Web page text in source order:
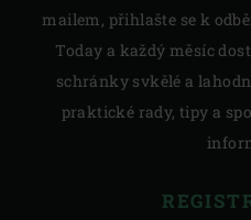
mailem, přihlašte se k
Today a každý měsíc
schránky svkělé a
praktické rady, tipy a